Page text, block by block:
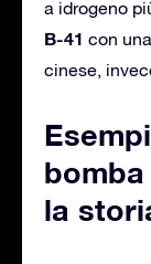
a idrogeno
B-41 con
cinese,
la